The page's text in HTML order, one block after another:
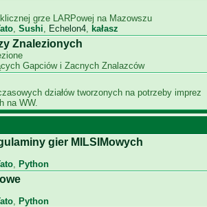
grze LARPowej na Mazowszu
, Sushi, Echelon4, kałasz
Znalezionych
Gapciów i Zacnych Znalazców
działów tworzonych na potrzeby imprez
na WW.
gier MILSIMowych
, Python
, Python